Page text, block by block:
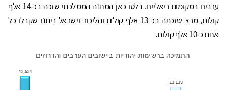
ערבים במקומות ריאליים. בלטו כאן המחנה הממלכתי שזכה בכ-14 אלף
קולות, מרצ שזכתה בכ-13 אלף קולות והליכוד וישראל ביתנו שקבלו כל
אחת כ-10 אלף קולות.